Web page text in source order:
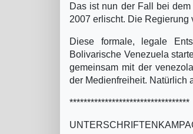
Das ist nun der Fall bei
2007 erlischt. Die Regierung
Diese formale, legale
Bolivarische Venezuela
gemeinsam mit der
der Medienfreiheit. Natürlich
**********************************